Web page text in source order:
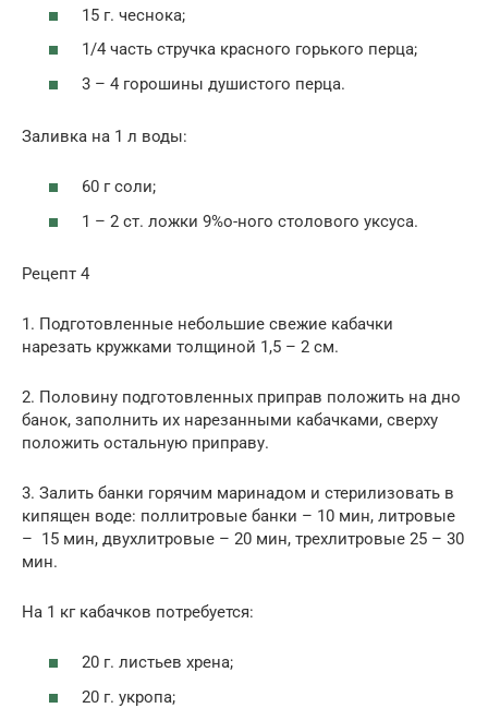
15 г. чеснока;
1/4 часть стручка красного горького перца;
3 – 4 го­рошины душистого перца.
Заливка на 1 л воды:
60 г соли;
1 – 2 cт. ложки 9%о-ного столового уксуса.
Рецепт 4
1. Подготовленные небольшие свежие кабачки
нарезать кружками толщиной 1,5 – 2 см.
2. Половину подготовленных приправ положить на дно
банок, заполнить их нарезанными кабачками, сверху
положить остальную приправу.
3. Залить бан­ки горячим маринадом и стерилизовать в
кипящен воде: поллитровые банки – 10 мин, литровые
– 15 мин, двухлитровые – 20 мин, трехлитровые 25 – 30
мин.
На 1 кг кабачков потребуется:
20 г. листьев хрена;
20 г. укро­па;